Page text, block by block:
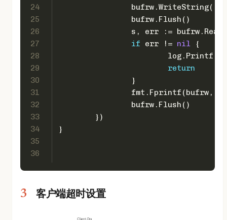
24
25
26
27
28
29
30
31
32
33
34
35
36
		bufrw.WriteString(
		bufrw.Flush()
s, err :=
if err != nil {
			log.Printf(
return
		}
		fmt.Fprintf(bufrw,
		bufrw.Flush()
	})
}
客户端超时设置